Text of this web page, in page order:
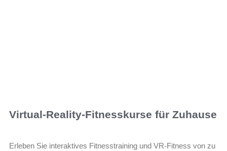
Virtual-Reality-Fitnesskurse für Zuhause
Erleben Sie interaktives Fitnesstraining und VR-Fitness von zu